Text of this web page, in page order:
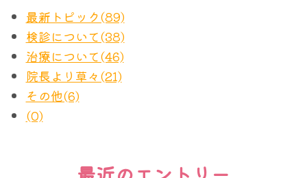
最新トピック(89)
検診について(38)
治療について(46)
院長より草々(21)
その他(6)
(0)